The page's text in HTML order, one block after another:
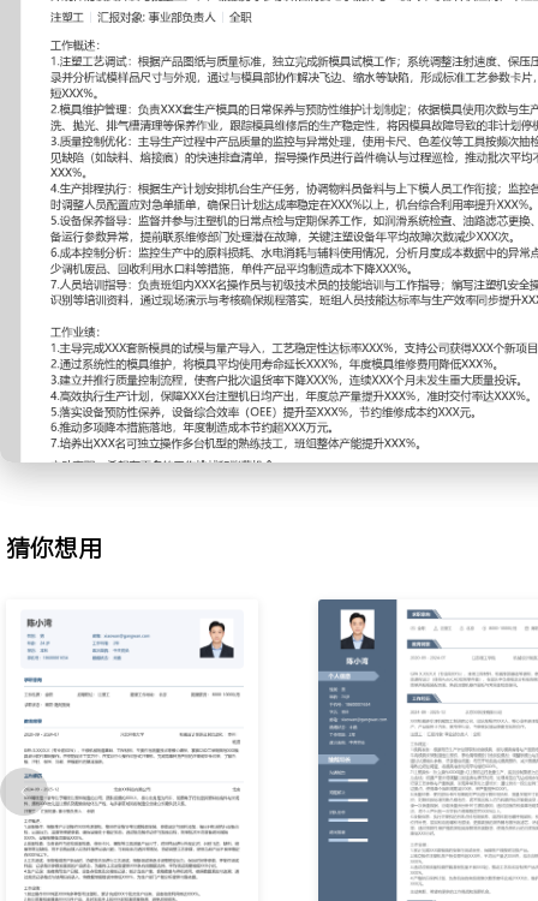
XXX精密制造有限公司是专注消费电子与汽车零部件注塑生产的制
XXX人，核心业务为精密塑胶结构件与外观件的模具开发与批量生
名消费电子品牌与一级汽车零部件供应商，年注塑产能超XXX万件。
注塑工汇报对象：部门总监
工作概述：
1.注塑工艺调试：根据产品图纸与质量标准，独立完成新模具试模
度、保压压力、模温等核心参数，记录并分析试模样品尺寸与外观
决飞边、缩水等缺陷，形成标准工艺参数卡片，平均新模量产导入周
2.模具维护管理：负责XXX套生产模具的日常保养与预防性维护计划
次数与生产记录，定期安排并监督擦洗、抛光、排气槽清理等保养
的生产稳定性，将因模具故障导致的非计划停机时间降低XXX%。
3.质量控制优化：主导生产过程中产品质量的监控与异常处理，使
按频次抽检关键尺寸与外观；建立常见缺陷（如缺料、熔接痕）的
作员进行首件确认与过程巡检，推动批次平均不良率从XXX%降至
定在XXX%以上，机台综合利用率提升XXX%。
滤芯更换、螺杆料筒清理等；记录设备运行参数异常，提前联系维
关键注塑设备年平均故障次数减少XXX次。
6.成本控制分析：监控生产中的原料损耗、水电消耗与辅料使用情
中的异常点；通过优化烘料时间、减少调机废品、回收利用水口料
制造成本下降XXX%。
7.人员培训指导：负责班组内XXX名操作员与初级技术员的技能培训
塑机安全操作、模具安装、简单故障识别等培训资料，通过现场演
实，班组人员技能达标率与生产效率同步提升XXX%。
工作业绩：
猜你想用